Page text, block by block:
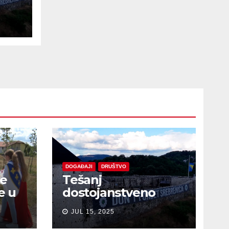
u
DOGAĐAJI DRUŠTVO
Tešanj
dostojanstveno
obilježio Dan
sjećanja na žrtve
JUL 15, 2025